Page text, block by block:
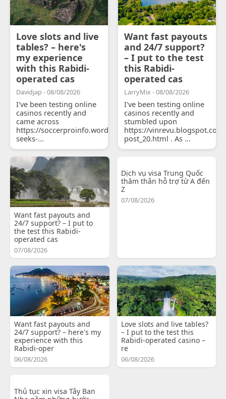
Love slots and live
tables? – here's
my experience
with this Rabidi-
operated cas
Davidjap - 08/08/2026
I've been testing online
casinos recently and
came across
https://soccerproinfo.wordpress.com/2026/07/11/courtois-
seeks-...
Want fast payouts
and 24/7 support?
– I put to the test
this Rabidi-
operated cas
LarryMix - 08/08/2026
I've been testing online
casinos recently and
stumbled upon
https://
post_20.html . As ...
Want fast payouts and
24/7 support? – I put to
the test this Rabidi-
operated cas
07/08/2026
Dịch vụ visa Trung Quốc
thăm thân hỗ trợ từ A đến
Z
07/08/2026
Want fast payouts and
24/7 support? – here's my
experience with this
Rabidi-oper
06/08/2026
Love slots and live tables?
– I put to the test this
Rabidi-operated casino –
re
06/08/2026
Thủ tục xin visa Tây Ban